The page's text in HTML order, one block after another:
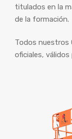
titulados en la
de la formación.
Todos nuestros
oficiales, válidos